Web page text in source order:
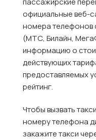
официальные веб-
номера телефонов
(МТС, Билайн,
информацию о
действующих
предоставляемых
рейтинг.
Чтобы вызвать
номеру телефона
закажите такси